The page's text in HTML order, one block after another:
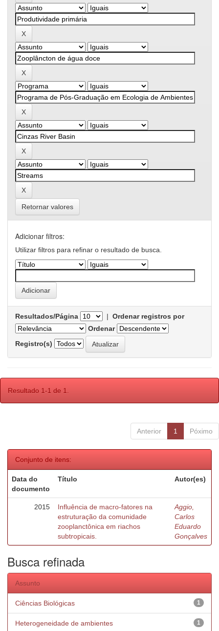
Retornar valores
Adicionar filtros:
Utilizar filtros para refinar o resultado de busca.
Resultados/Página | Ordenar registros por
Ordenar
Registro(s)
Resultado 1-1 de 1.
Anterior 1 Póximo
Conjunto de itens:
Data do
documento
Título Autor(es)
2015
Influência de macro-fatores na
estruturação da comunidade
zooplanctônica em riachos
subtropicais.
Aggio,
Carlos
Eduardo
Gonçalves
Busca refinada
Assunto
1
Ciências Biológicas
1
Heterogeneidade de ambientes